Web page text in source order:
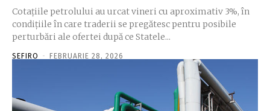
Cotaţiile petrolului au urcat vineri cu aproximativ 3%, în
condiţiile în care traderii se pregătesc pentru posibile
perturbări ale ofertei după ce Statele...
SEFIRO - FEBRUARIE 28, 2026